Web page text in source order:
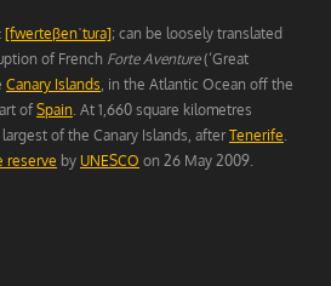
[fweɾteβenˈtuɾa]; can be loosely translated
of French Forte Aventure(‘Great
Canary Islands , in the Atlantic Ocean off the
of Spain . At 1,660 square kilometres
of the Canary Islands, after Tenerife
reserve by UNESCO on 26 May 2009.